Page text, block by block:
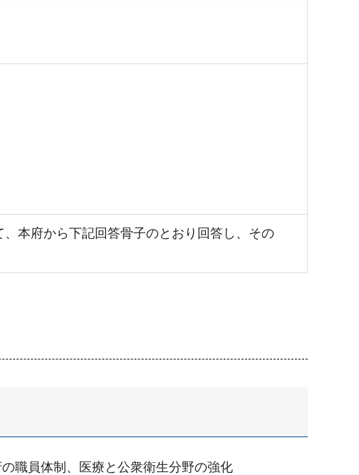
本府から下記回答骨子のとおり回答し、その
職員体制、医療と公衆衛生分野の強化